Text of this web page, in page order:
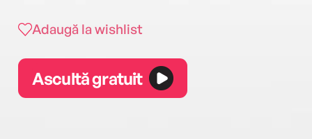
Adaugă la wishlist
Ascultă gratuit